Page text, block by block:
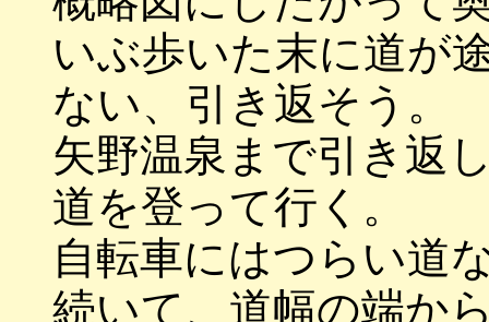
いぶ歩いた末に道が
ない、引き返そう。
矢野温泉まで引き返
道を登って行く。
自転車にはつらい道
続いて、道幅の端か